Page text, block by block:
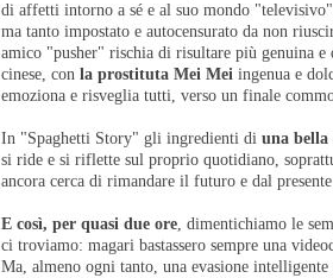
di affetti intorno a sé e al suo mondo
ma tanto impostato e autocensurato da non
amico "pusher" rischia di risultare più genuina
cinese, con la prostituta Mei Mei ingenua e
emoziona e risveglia tutti, verso un finale
In "Spaghetti Story" gli ingredienti di una bella
si ride e si riflette sul proprio quotidiano,
ancora cerca di rimandare il futuro e dal
E così, per quasi due ore, dimentichiamo le
ci troviamo: magari bastassero sempre una
Ma, almeno ogni tanto, una evasione